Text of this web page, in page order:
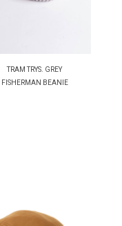
TRAM TRYS. GREY
FISHERMAN BEANIE